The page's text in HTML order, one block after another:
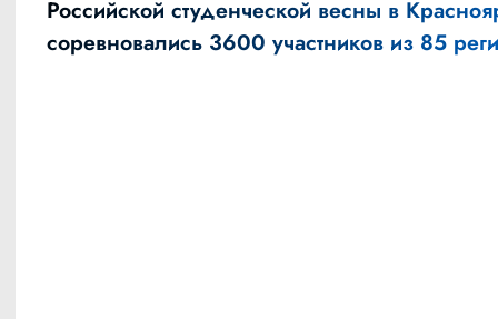
Российской студенческой весны в
соревновались 3600 участников из 85